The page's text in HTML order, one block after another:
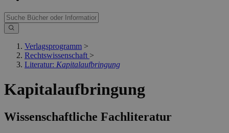
Verlagsprogramm >
Rechtswissenschaft >
Literatur: Kapitalaufbringung
Kapitalaufbringung
Wissenschaftliche Fachliteratur